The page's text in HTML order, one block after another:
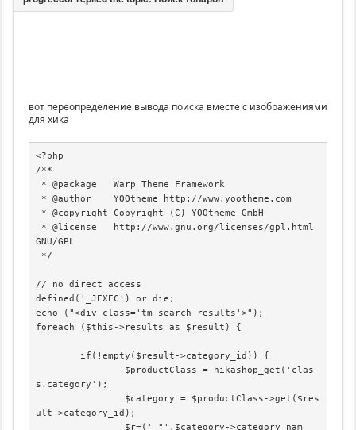
вот переопределение вывода поиска вместе с изображениями
для хика
<?php
/**
GNU/GPL
// no direct access
defined('_JEXEC') or die;
echo ("<div class='tm-search-results'>");
foreach ($this->results as $result) {
s.category');
ult->category_id);